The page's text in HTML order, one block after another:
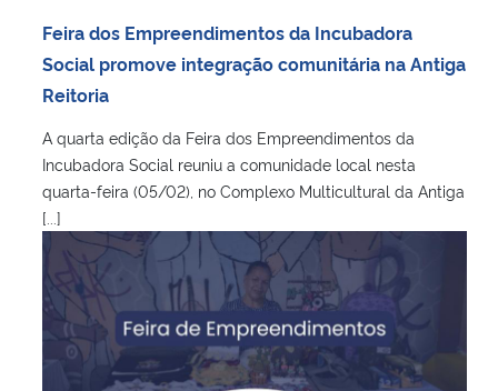
Feira dos Empreendimentos da Incubadora
Social promove integração comunitária na Antiga
Reitoria
A quarta edição da Feira dos Empreendimentos da
Incubadora Social reuniu a comunidade local nesta
quarta-feira (05/02), no Complexo Multicultural da Antiga
[...]